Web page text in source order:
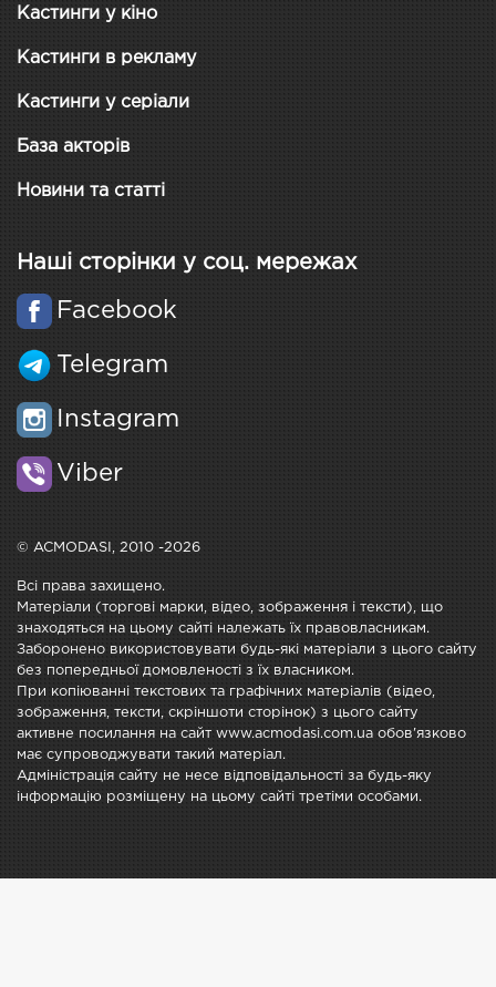
Кастинги у кіно
Кастинги в рекламу
Кастинги у серіали
База акторів
Новини та статті
Наші сторінки у соц. мережах
Facebook
Telegram
Instagram
Viber
© ACMODASI, 2010 -2026
Всі права захищено.
Матеріали (торгові марки, відео, зображення і тексти), що
знаходяться на цьому сайті належать їх правовласникам.
Заборонено використовувати будь-які матеріали з цього сайту
без попередньої домовленості з їх власником.
При копіюванні текстових та графічних матеріалів (відео,
зображення, тексти, скріншоти сторінок) з цього сайту
активне посилання на сайт www.acmodasi.com.ua обов'язково
має супроводжувати такий матеріал.
Адміністрація сайту не несе відповідальності за будь-яку
інформацію розміщену на цьому сайті третіми особами.